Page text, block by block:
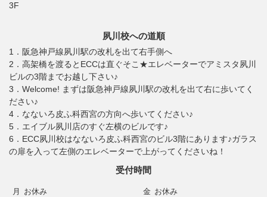
3F
夙川校への道順
1．阪急神戸線夙川駅の改札を出て右手側へ
2．高架橋を渡るとECCは直ぐそこ★エレベーターでアミスタ夙川
ビルの3階までお越し下さい♪
3．Welcome! まずは阪急神戸線夙川駅の改札を出て右に歩いてく
ださい♪
4．なないろ皮ふ科西宮の方向へ歩いてください♪
5．エイブル夙川店のすぐ左横のビルです♪
6．ECC夙川校はなないろ皮ふ科西宮のビル3階にあります♪ガラス
の扉を入って左側のエレベーターで上がってくださいね！
受付時間
月
お休み
金 お休み